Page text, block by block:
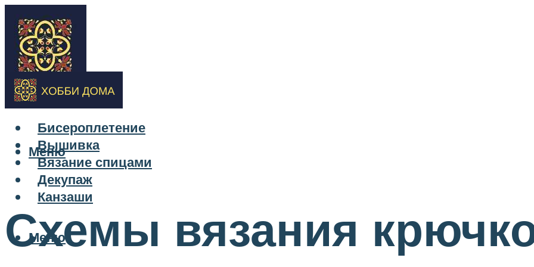
Бисероплетение
Вышивка
Вязание спицами
Декупаж
Канзаши
Меню
Меню
Схемы вязания